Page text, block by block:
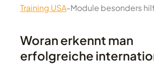
Training USA-Module besonders
Woran erkennt man
erfolgreiche